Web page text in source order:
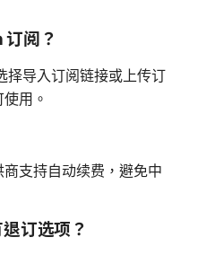
阅？
择导入订阅链接或上传订
用。
支持自动续费，避免中
订选项？